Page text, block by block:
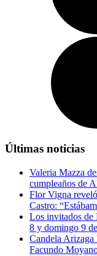
Últimas noticias
Valeria Mazza
cumpleaños de
Flor Vigna
Castro:
Los invitados de
8 y domingo 9
Candela Arizaga
Facundo